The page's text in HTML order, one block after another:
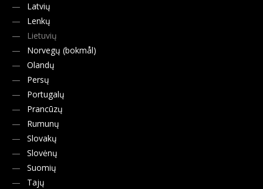
Latvių
Lenkų
Lietuvių
Norvegų (bokmål)
Olandų
Persų
Portugalų
Prancūzų
Rumunų
Slovakų
Slovėnų
Suomių
Tajų